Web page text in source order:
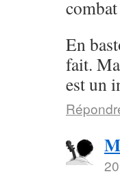
En
fait.
est un